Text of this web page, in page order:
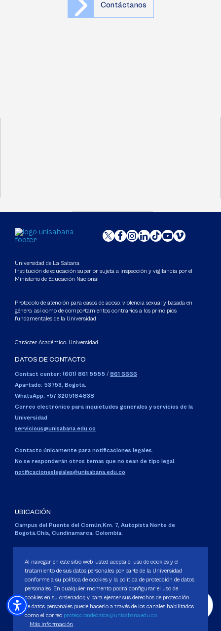
Contáctanos
Universidad de La Sabana
Institución de educación superior sujeta a inspección y vigilancia por el
Ministerio de Educación Nacional
Protocolo de atención para casos de acoso, violencia sexual y basada en
género, así como de comportamientos contrarios a los principios
fundamentales de la Universidad
Carácter Académico: Universidad
DATOS DE CONTACTO
Contact center: (601) 861 5555 / 861 6666
Apartado: 53753, Bogotá.
WhatsApp: +57 3205164838
Correo electrónico para inquietudes generales y servicios de la
Universidad
servicious@unisabana.edu.co
Contacto únicamente para notificaciones legales.
No se responderán otros temas que no sean de tipo legal.
notificacioneslegales@unisabana.edu.co
UBICACIÓN
Campus del Puente del Común,Km. 7, Autopista Norte de
Bogotá.Chía, Cundinamarca, Colombia.
Personería Jurídica:Resolución 130 del 14 de enero de 1980.
Ministerio de Educación Nacional.
Política de Protección de datos
Al navegar en este sitio web, usted acepta el uso de cookies y el
tratamiento de sus datos personales por parte de la Universidad
conforme a su política de cookies y la política de protección de datos
personales. En cualquier momento podrá configurar el uso de
cookies en su ordenador, y para ejercer sus derechos de protección
de datos personales puede hacerlo a través de los canales habilitados
como el correo protecciondedatos@unisabana.edu.co
Más información